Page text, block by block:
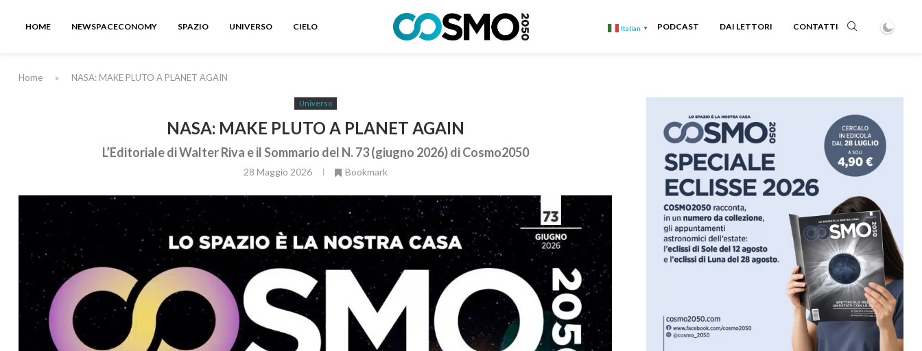
HOME NEWSPACECONOMY SPAZIO UNIVERSO CIELO Italian ▼ PODCAST DAI LETTORI CONTATTI
Home » NASA: MAKE PLUTO A PLANET AGAIN
Universo
NASA: MAKE PLUTO A PLANET AGAIN
L’Editoriale di Walter Riva e il Sommario del N. 73 (giugno 2026) di Cosmo2050
28 Maggio 2026 Bookmark